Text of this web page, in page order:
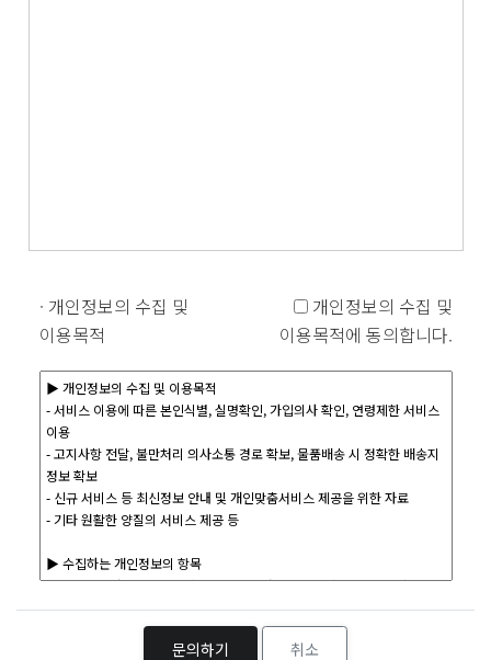
· 개인정보의 수집 및
이용목적
개인정보의 수집 및
이용목적에 동의합니다.
문의하기 취소